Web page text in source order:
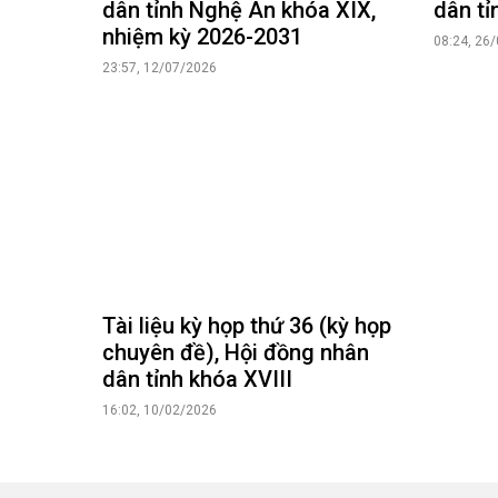
dân tỉnh Nghệ An khóa XIX,
nhiệm kỳ 2026-2031
23:57, 12/07/2026
dân
08:24,
Tài liệu kỳ họp thứ 36 (kỳ họp
chuyên đề), Hội đồng nhân
dân tỉnh khóa XVIII
16:02, 10/02/2026